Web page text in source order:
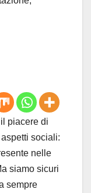
piacere di
sociali:
nelle
siamo sicuri
sempre